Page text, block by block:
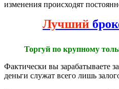
изменения происходят
Лучший
Торгуй по крупному
Фактически вы зарабатываете
деньги служат всего лишь